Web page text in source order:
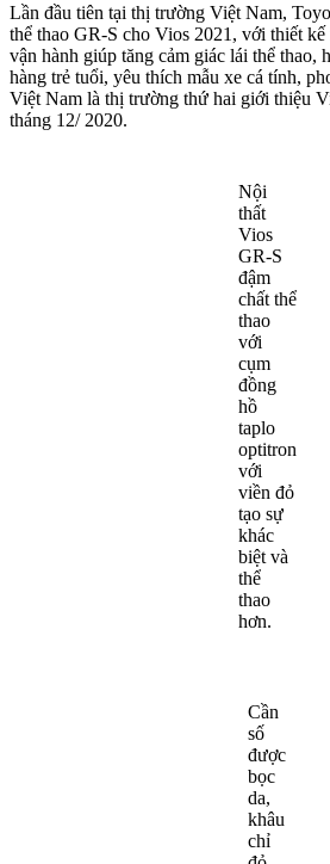
Lần đầu tiên tại thị trường Việt Nam,
thể thao GR-S cho Vios 2021, với thiết
vận hành giúp tăng cảm giác lái thể thao,
hàng trẻ tuổi, yêu thích mẫu xe cá tính,
Việt Nam là thị trường thứ hai giới thiệu
tháng 12/ 2020.
Nội
thất
Vios
GR-S
đậm
chất thể
thao
với
cụm
đồng
hồ
taplo
optitron
với
viền đỏ
tạo sự
khác
biệt và
thể
thao
hơn.
Cần
số
được
bọc
da,
khâu
chỉ